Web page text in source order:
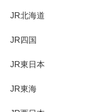
JR北海道
JR四国
JR東日本
JR東海